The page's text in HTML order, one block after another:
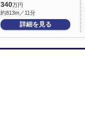
340万円
約813m／11分
詳細を見る